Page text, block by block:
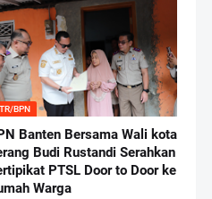
BPN
Banten Bersama Wali kota
Budi Rustandi Serahkan
PTSL Door to Door ke
Warga